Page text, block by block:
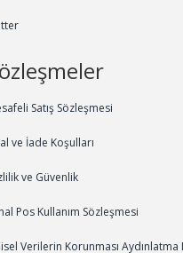
Satış Sözleşmesi
ve İade Koşulları
ve Güvenlik
Pos Kullanım Sözleşmesi
Verilerin Korunması Aydınlatma